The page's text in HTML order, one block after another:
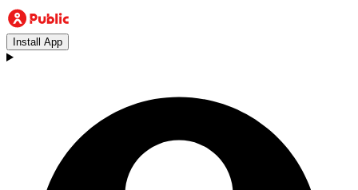
Install App